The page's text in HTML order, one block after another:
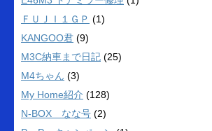
ＦＵＪＩ１ＧＰ (1)
KANGOO君 (9)
M3C納車まで日記 (25)
M4ちゃん (3)
My Home紹介 (128)
N-BOX なな号 (2)